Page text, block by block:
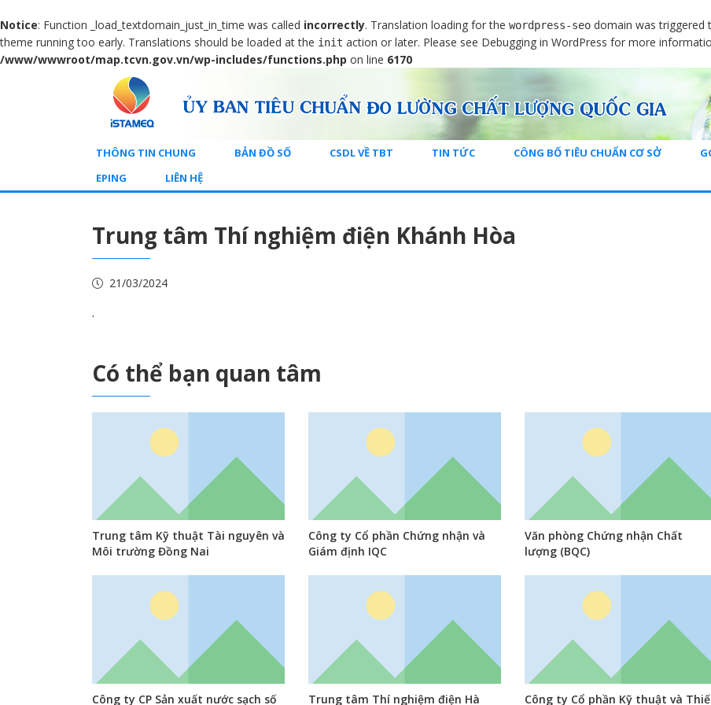
Notice: Function _load_textdomain_just_in_time was called incorrectly. Translation loading for the wordpress-seo domain was triggered
theme running too early. Translations should be loaded at the init action or later. Please see Debugging in WordPress for more
/www/wwwroot/map.tcvn.gov.vn/wp-includes/functions.php on line 6170
THÔNG TIN CHUNG BẢN ĐỒ SỐ CSDL VỀ TBT TIN TỨC CÔNG BỐ TIÊU CHUẨN CƠ SỞ
EPING
LIÊN HỆ
Trung tâm Thí nghiệm điện Khánh Hòa
21/03/2024
.
Có thể bạn quan tâm
Trung tâm Kỹ thuật Tài nguyên và
Môi trường Đồng Nai
Công ty Cổ phần Chứng nhận và
Giám định IQC
Văn phòng Chứng nhận Chất
lượng (BQC)
Công ty CP Sản xuất nước sạch số Trung tâm Thí nghiệm điện Hà Công ty Cổ phần Kỹ thuật và